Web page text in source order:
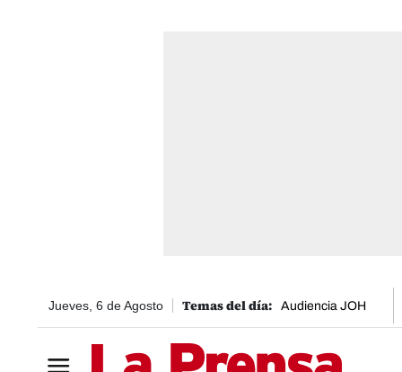
Jueves, 6 de Agosto Audiencia JOH